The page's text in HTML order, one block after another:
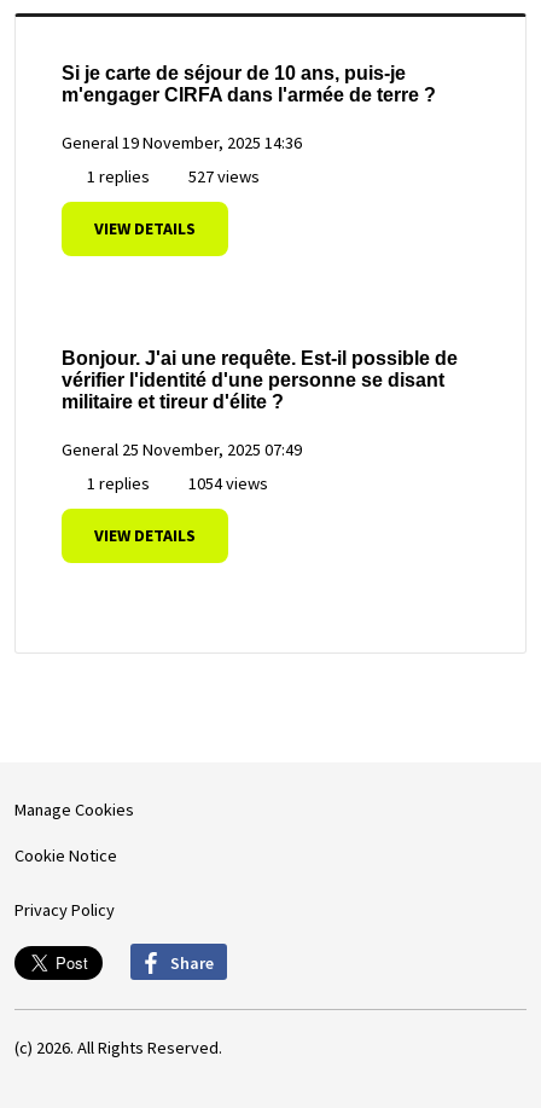
Si je carte de séjour de 10 ans, puis-je
m'engager CIRFA dans l'armée de terre ?
General19 November, 2025 14:36
1 replies
527 views
VIEW DETAILS
Bonjour. J'ai une requête. Est-il possible de
vérifier l'identité d'une personne se disant
militaire et tireur d'élite ?
General 25 November, 2025 07:49
1 replies
1054 views
VIEW DETAILS
Manage Cookies
Cookie Notice
Privacy Policy
Share
(c) 2026. All Rights Reserved.